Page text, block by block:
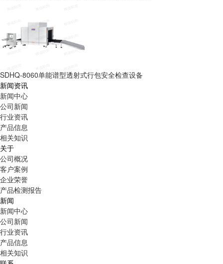
SDHQ-8060单能谱型透射式行包安全检查设备
新闻资讯
新闻中心
公司新闻
行业资讯
产品信息
相关知识
关于
公司概况
客户案例
企业荣誉
产品检测报告
新闻
新闻中心
公司新闻
行业资讯
产品信息
相关知识